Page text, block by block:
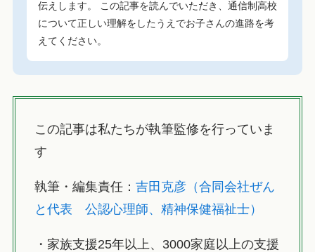
伝えします。 この記事を読んでいただき、通信制高校
について正しい理解をしたうえでお子さんの進路を考
えてください。
この記事は私たちが執筆監修を行っていま
す
執筆・編集責任： 吉田克彦（合同会社ぜん
と代表 公認心理師、精神保健福祉士）
・家族支援25年以上、3000家庭以上の支援